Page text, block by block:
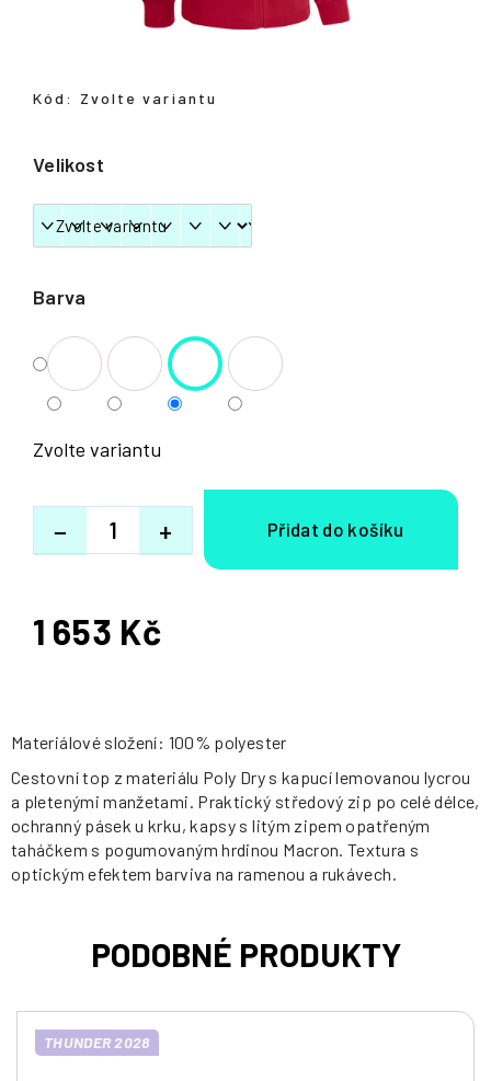
Barva
Velikost
Zvolte variantu
+
−
Kód: Zvolte variantu
1 653 Kč
Měrná
Materiálové složení: 100% polyester
Cestovní top z materiálu Poly Dry s kapucí lemovanou lycrou
a pletenými manžetami. Praktický středový zip po celé délce,
ochranný pásek u krku, kapsy s litým zipem opatřeným
taháčkem s pogumovaným hrdinou Macron. Textura s
optickým efektem barviva na ramenou a rukávech.
THUNDER 2028